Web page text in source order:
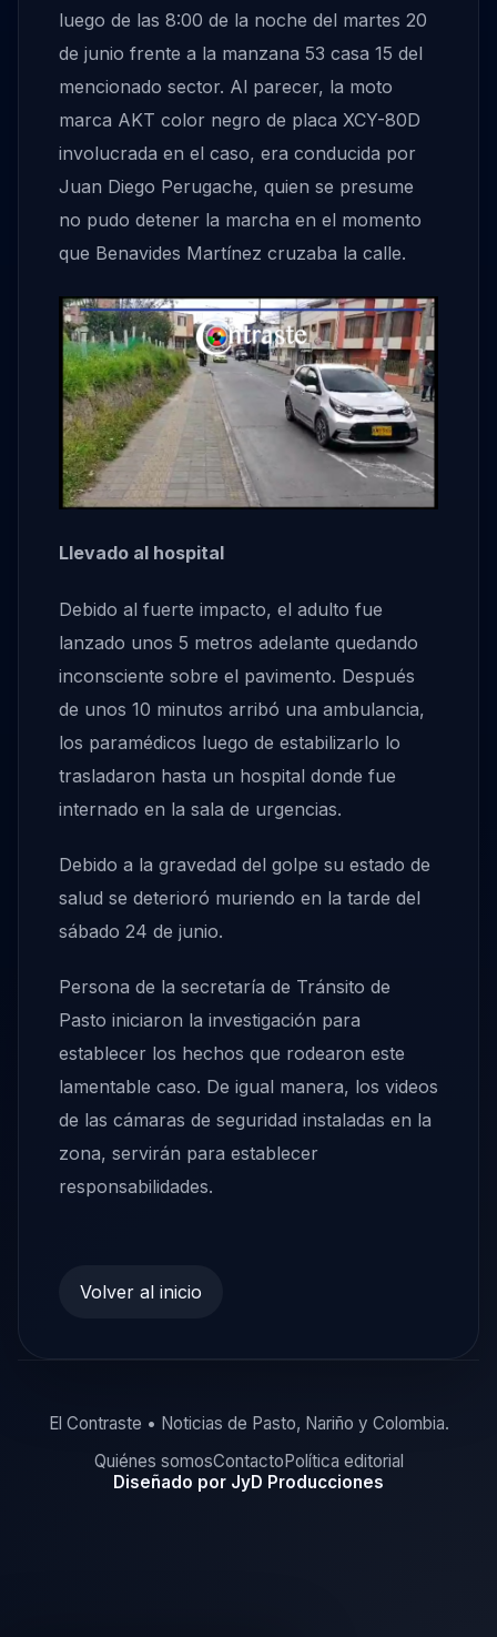
luego de las 8:00 de la noche del martes 20
de junio frente a la manzana 53 casa 15 del
mencionado sector. Al parecer, la moto
marca AKT color negro de placa XCY-80D
involucrada en el caso, era conducida por
Juan Diego Perugache, quien se presume
no pudo detener la marcha en el momento
que Benavides Martínez cruzaba la calle.
Llevado al hospital
Debido al fuerte impacto, el adulto fue
lanzado unos 5 metros adelante quedando
inconsciente sobre el pavimento. Después
de unos 10 minutos arribó una ambulancia,
los paramédicos luego de estabilizarlo lo
trasladaron hasta un hospital donde fue
internado en la sala de urgencias.
Debido a la gravedad del golpe su estado de
salud se deterioró muriendo en la tarde del
sábado 24 de junio.
Persona de la secretaría de Tránsito de
Pasto iniciaron la investigación para
establecer los hechos que rodearon este
lamentable caso. De igual manera, los videos
de las cámaras de seguridad instaladas en la
zona, servirán para establecer
responsabilidades.
Volver al inicio
El Contraste • Noticias de Pasto, Nariño y Colombia.
Quiénes somosContactoPolítica editorial
Diseñado por JyD Producciones